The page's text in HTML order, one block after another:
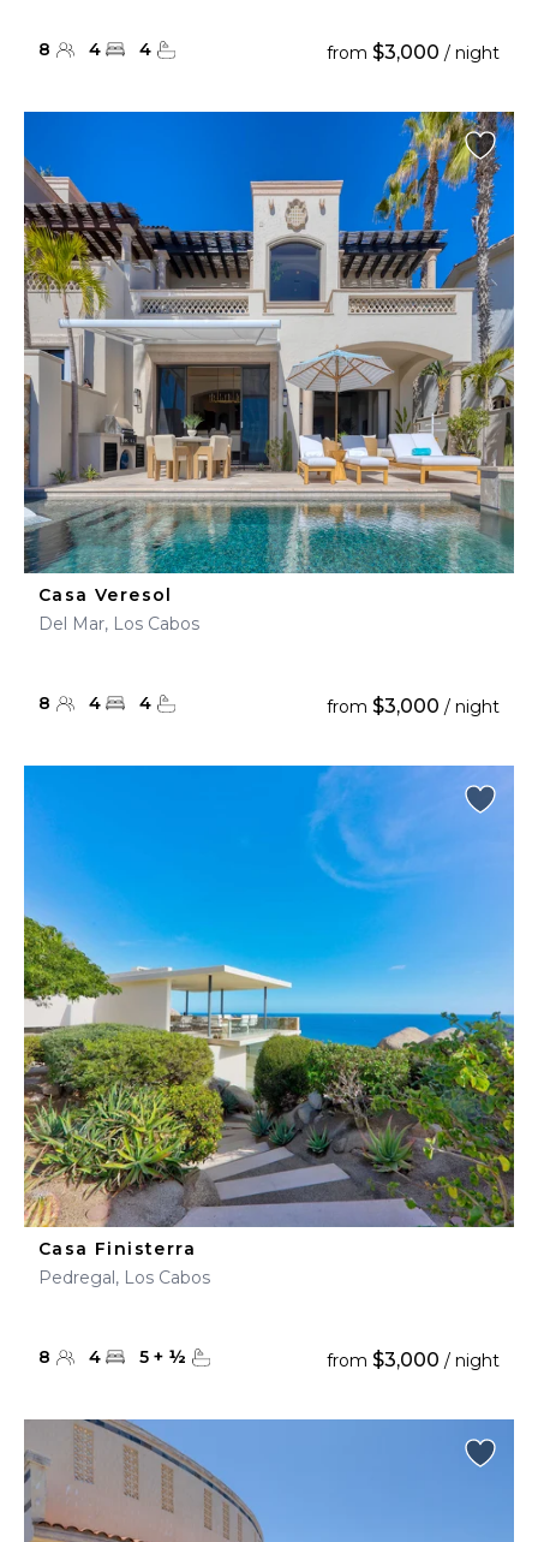
8 4 4 from $3,000 / night
Casa Veresol
Del Mar, Los Cabos
8 4 4 from $3,000 / night
Casa Finisterra
Pedregal, Los Cabos
8 4 5 + ½ from $3,000 / night